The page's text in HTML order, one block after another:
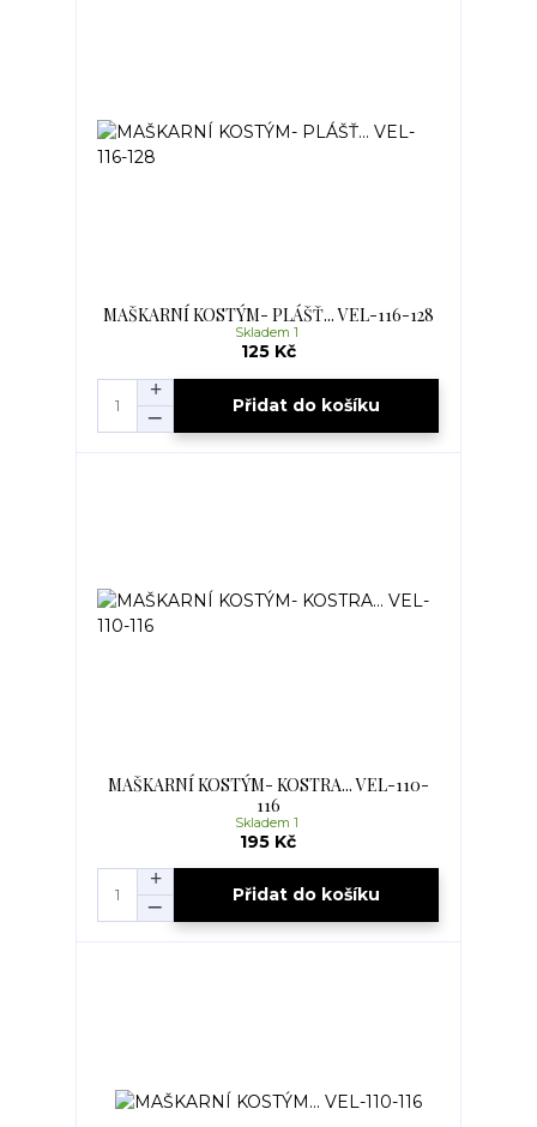
MAŠKARNÍ KOSTÝM- PLÁŠŤ... VEL-116-128
125 Kč
Skladem 1
Přidat do košíku
MAŠKARNÍ KOSTÝM- KOSTRA... VEL-110-
116
195 Kč
Skladem 1
Přidat do košíku